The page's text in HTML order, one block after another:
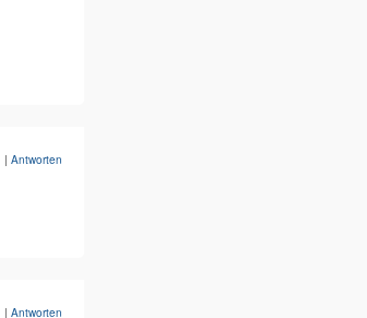
| Antworten
| Antworten